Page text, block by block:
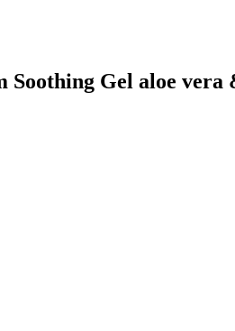
Gel aloe vera